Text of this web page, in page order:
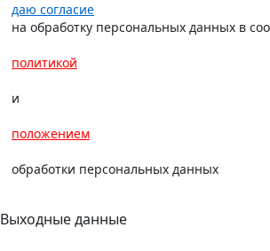
даю согласие
на обработку персональных данных в
политикой
и
положением
обработки персональных данных
Выходные данные